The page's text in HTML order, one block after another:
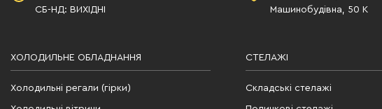
СБ-НД: ВИХІДНІ
Машинобудівна, 50 К
ХОЛОДИЛЬНЕ ОБЛАДНАННЯ
Холодильні регали (гірки)
СТЕЛАЖІ
Складські стелажі